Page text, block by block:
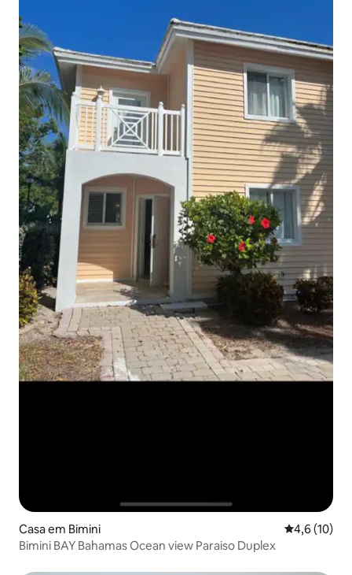
Casa em Bimini
4,6 (10)
Bimini BAY Bahamas Ocean view Paraiso Duplex